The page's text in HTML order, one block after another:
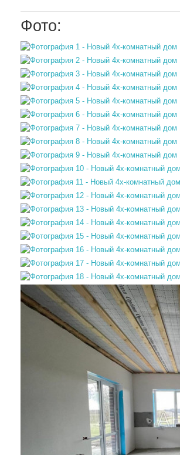
Фото: